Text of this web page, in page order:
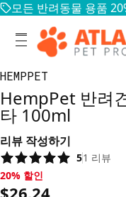
HEMPPET
HempPet 반려
타 100ml
리뷰 작성하기
51 리뷰
20% 할인, $26.24
20% 할인
$26.24